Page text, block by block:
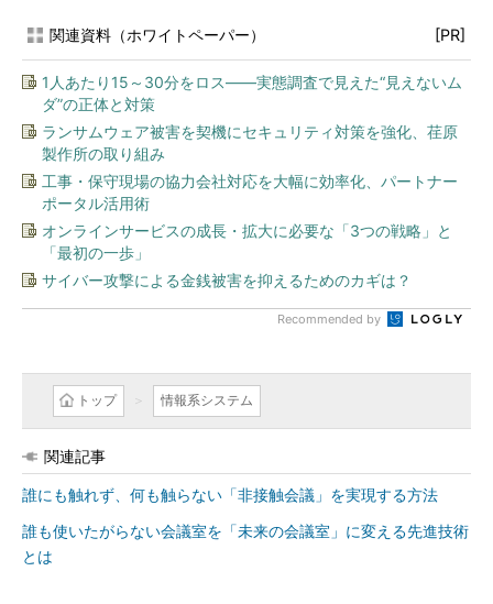
関連資料（ホワイトペーパー） [PR]
1人あたり15～30分をロス――実態調査で見えた“見えないム
ダ”の正体と対策
ランサムウェア被害を契機にセキュリティ対策を強化、荏原
製作所の取り組み
工事・保守現場の協力会社対応を大幅に効率化、パートナー
ポータル活用術
オンラインサービスの成長・拡大に必要な「3つの戦略」と
「最初の一歩」
サイバー攻撃による金銭被害を抑えるためのカギは？
Recommended by
トップ 情報系システム
関連記事
誰にも触れず、何も触らない「非接触会議」を実現する方法
誰も使いたがらない会議室を「未来の会議室」に変える先進技術
とは